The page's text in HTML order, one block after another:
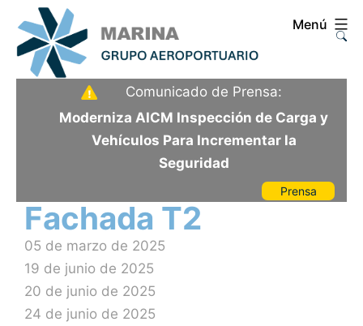
Saltar
al
contenido
Aeropuerto
Internacional
de
México
Menú
Comunicado de Prensa:
Moderniza AICM Inspección de Carga y
Vehículos Para Incrementar la
Seguridad
Prensa
Fachada T2
05 de marzo de 2025
19 de junio de 2025
20 de junio de 2025
24 de junio de 2025